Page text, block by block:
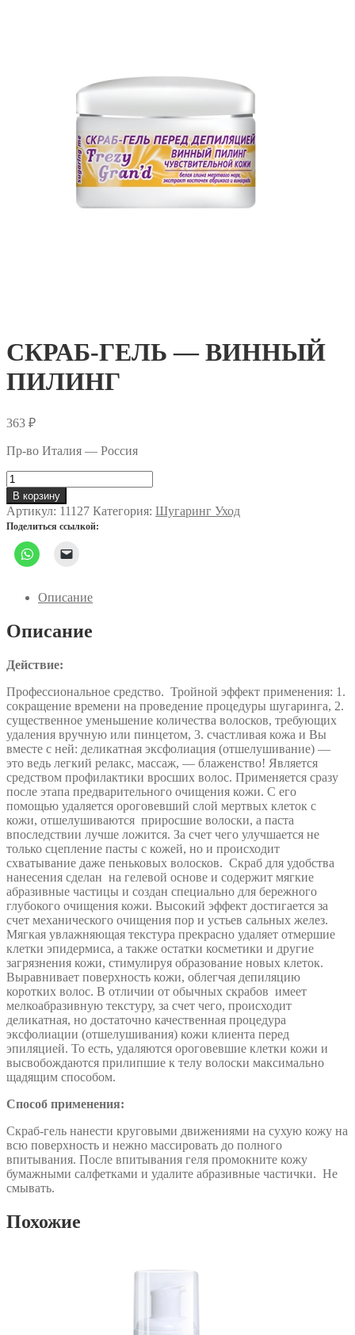
СКРАБ-ГЕЛЬ — ВИННЫЙ
ПИЛИНГ
363 ₽
Пр-во Италия — Россия
Количество
товара
СКРАБ-
ГЕЛЬ
-
ВИННЫЙ
ПИЛИНГ
В корзину
Артикул: 11127 Категория: Шугаринг Уход
Поделиться ссылкой:
Описание
Описание
Действие:
Профессиональное средство. Тройной эффект применения: 1.
сокращение времени на проведение процедуры шугаринга, 2.
существенное уменьшение количества волосков, требующих
удаления вручную или пинцетом, 3. счастливая кожа и Вы
вместе с ней: деликатная эксфолиация (отшелушивание) —
это ведь легкий релакс, массаж, — блаженство! Является
средством профилактики вросших волос. Применяется сразу
после этапа предварительного очищения кожи. С его
помощью удаляется ороговевший слой мертвых клеток с
кожи, отшелушиваются приросшие волоски, а паста
впоследствии лучше ложится. За счет чего улучшается не
только сцепление пасты с кожей, но и происходит
схватывание даже пеньковых волосков. Скраб для удобства
нанесения сделан на гелевой основе и содержит мягкие
абразивные частицы и создан специально для бережного
глубокого очищения кожи. Высокий эффект достигается за
счет механического очищения пор и устьев сальных желез.
Мягкая увлажняющая текстура прекрасно удаляет отмершие
клетки эпидермиса, а также остатки косметики и другие
загрязнения кожи, стимулируя образование новых клеток.
Выравнивает поверхность кожи, облегчая депиляцию
коротких волос. В отличии от обычных скрабов имеет
мелкоабразивную текстуру, за счет чего, происходит
деликатная, но достаточно качественная процедура
эксфолиации (отшелушивания) кожи клиента перед
эпиляцией. То есть, удаляются ороговевшие клетки кожи и
высвобождаются прилипшие к телу волоски максимально
щадящим способом.
Способ применения:
Скраб-гель нанести круговыми движениями на сухую кожу на
всю поверхность и нежно массировать до полного
впитывания. После впитывания геля промокните кожу
бумажными салфетками и удалите абразивные частички. Не
смывать.
Похожие